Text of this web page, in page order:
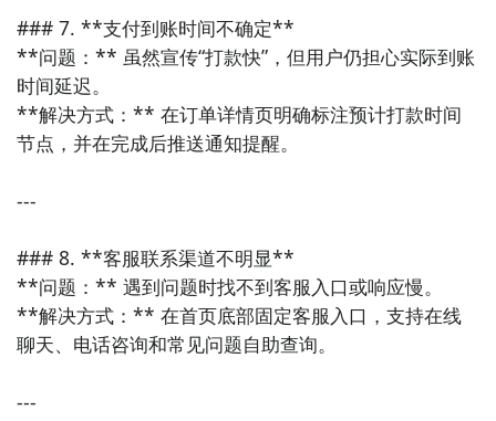
### 7. **支付到账时间不确定**
**问题：** 虽然宣传“打款快”，但用户仍担心实际到账
时间延迟。
**解决方式：** 在订单详情页明确标注预计打款时间
节点，并在完成后推送通知提醒。
---
### 8. **客服联系渠道不明显**
**问题：** 遇到问题时找不到客服入口或响应慢。
**解决方式：** 在首页底部固定客服入口，支持在线
聊天、电话咨询和常见问题自助查询。
---